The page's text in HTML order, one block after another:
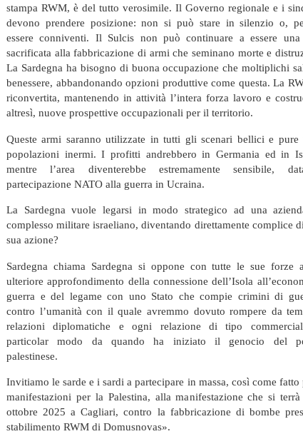
stampa RWM, è del tutto verosimile. Il Governo regionale e i
devono prendere posizione: non si può stare in silenzio o,
essere conniventi. Il Sulcis non può continuare a essere una
sacrificata alla fabbricazione di armi che seminano morte e
La Sardegna ha bisogno di buona occupazione che moltiplichi
benessere, abbandonando opzioni produttive come questa. La
riconvertita, mantenendo in attività l’intera forza lavoro e
altresì, nuove prospettive occupazionali per il territorio.
Queste armi saranno utilizzate in tutti gli scenari bellici e pure
popolazioni inermi. I profitti andrebbero in Germania ed in
mentre l’area diventerebbe estremamente sensibile,
partecipazione NATO alla guerra in Ucraina.
La Sardegna vuole legarsi in modo strategico ad una
complesso militare israeliano, diventando direttamente complice
sua azione?
Sardegna chiama Sardegna si oppone con tutte le sue forze
ulteriore approfondimento della connessione dell’Isola
guerra e del legame con uno Stato che compie crimini di
contro l’umanità con il quale avremmo dovuto rompere da
relazioni diplomatiche e ogni relazione di tipo
particolar modo da quando ha iniziato il genocio del
palestinese.
Invitiamo le sarde e i sardi a partecipare in massa, così come fatto
manifestazioni per la Palestina, alla manifestazione che si
ottobre 2025 a Cagliari, contro la fabbricazione di bombe
stabilimento RWM di Domusnovas».